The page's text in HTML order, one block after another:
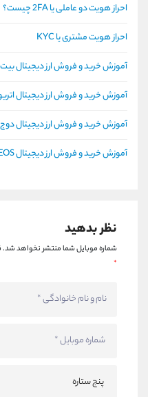
احراز هویت دو عاملی یا 2FA چیست؟
احراز هویت مشتری یا KYC
آموزش خرید و فروش ارز دیجیتال
آموزش خرید و فروش ارز دیجیتال
آموزش خرید و فروش ارز دیجیتال
آموزش خرید و فروش ارز دیجیتال EOS
نظر بدهید
شماره موبایل شما منتشر نخواهد شد.
*